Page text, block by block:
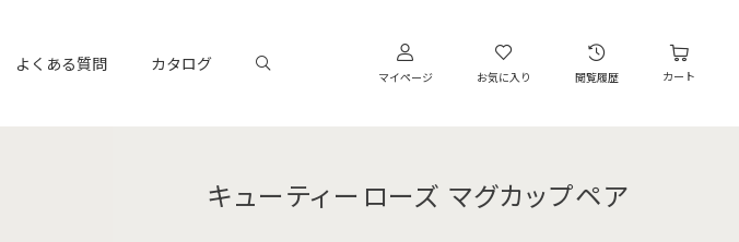
よくある質問 カタログ
マイページ お気に入り 閲覧履歴 カート
キューティーローズ マグカップペア